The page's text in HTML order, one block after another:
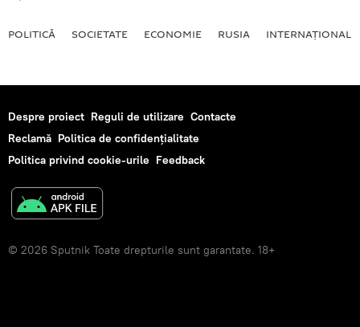
POLITICĂ SOCIETATE ECONOMIE RUSIA INTERNAŢIONAL
Despre proiect Reguli de utilizare Contacte
Reclamă Politica de confidențialitate
Politica privind cookie-urile Feedback
© 2026 Sputnik Toate drepturile sunt garantate. 18+